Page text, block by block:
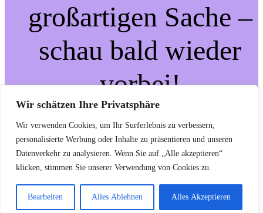
Wir schätzen Ihre Privatsphäre
Wir verwenden Cookies, um Ihr Surferlebnis zu verbessern,
personalisierte Werbung oder Inhalte zu präsentieren und unseren
Datenverkehr zu analysieren. Wenn Sie auf „Alle akzeptieren“
klicken, stimmen Sie unserer Verwendung von Cookies zu.
Bearbeiten Alles Ablehnen Alles Akzeptieren
großartigen Sache –
schau bald wieder
vorbei!